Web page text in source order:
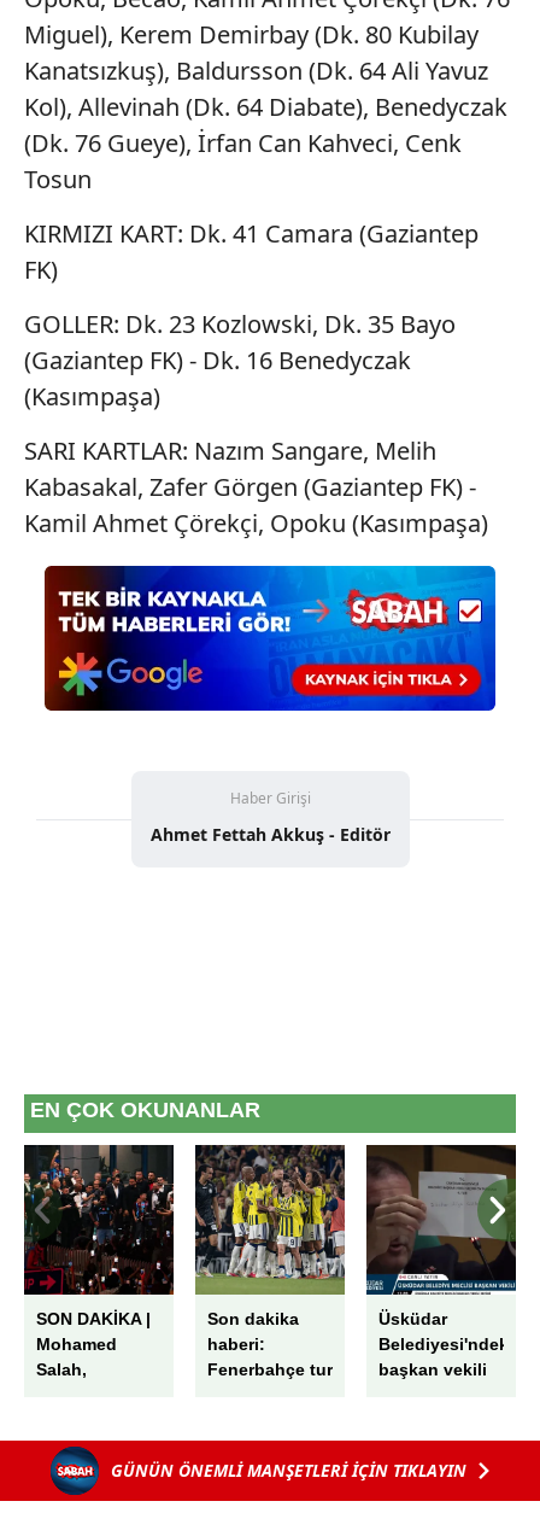
ilgili mevzuata uygun olarak kullanılan çerezlerle ilgili bilgi
almak için lütfentıklayınız .
Miguel), Kerem Demirbay (Dk. 80 Kubilay
Kanatsızkuş), Baldursson (Dk. 64 Ali Yavuz
Kol), Allevinah (Dk. 64 Diabate), Benedyczak
(Dk. 76 Gueye), İrfan Can Kahveci, Cenk
Tosun
KIRMIZI KART: Dk. 41 Camara (Gaziantep
FK)
GOLLER: Dk. 23 Kozlowski, Dk. 35 Bayo
(Gaziantep FK) - Dk. 16 Benedyczak
(Kasımpaşa)
SARI KARTLAR: Nazım Sangare, Melih
Kabasakal, Zafer Görgen (Gaziantep FK) -
Kamil Ahmet Çörekçi, Opoku (Kasımpaşa)
Haber Girişi
Ahmet Fettah Akkuş - Editör
EN ÇOK OKUNANLAR
SON DAKİKA |
Mohamed
Salah,
muhteşem
karşılama
Son dakika
haberi:
Fenerbahçe tur
Graz’ı
İstanbul’da
Üsküdar
Belediyesi'ndeki
başkan vekili
Parti'nin oyları
peş peşe iptal
GÜNÜN ÖNEMLİ MANŞETLERİ İÇİN TIKLAYIN